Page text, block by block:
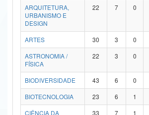
Ministério da Mulher, da Família e dos Direitos Humanos
Secretaria de Governo
Advocacia-Geral da União
ARQUITETURA,
URBANISMO E
DESIGN
22 7 0
ARTES 30 3 0
ASTRONOMIA /
FÍSICA
22 3 0
BIODIVERSIDADE 43 6 0
BIOTECNOLOGIA
23 6 1
CIÊNCIA DA
33 7 1